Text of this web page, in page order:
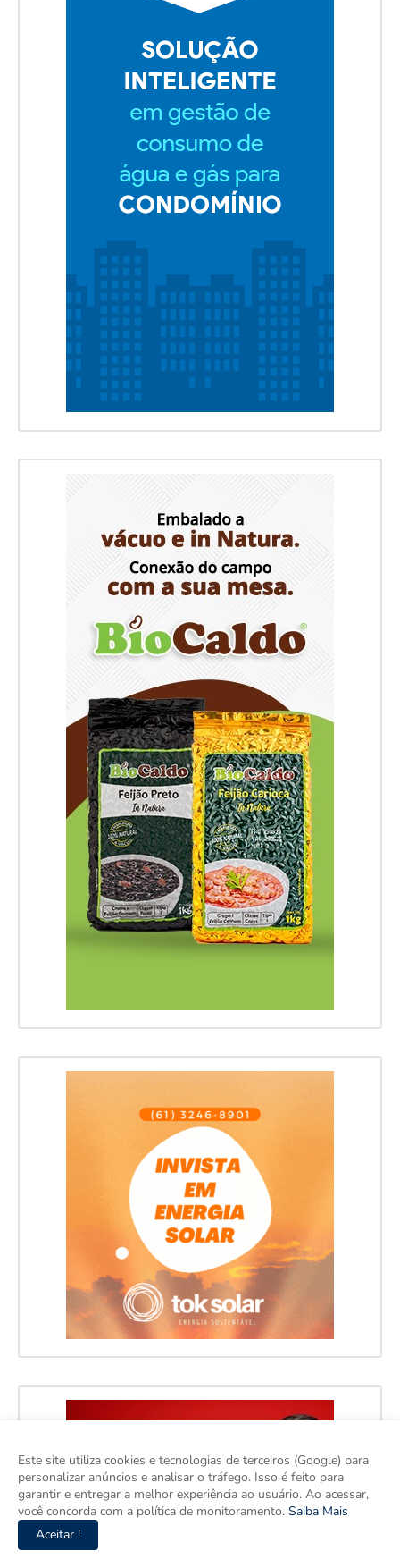
Este site utiliza cookies e tecnologias de terceiros (Google) para
personalizar anúncios e analisar o tráfego. Isso é feito para
garantir e entregar a melhor experiência ao usuário. Ao acessar,
você concorda com a política de monitoramento. Saiba Mais
Aceitar !